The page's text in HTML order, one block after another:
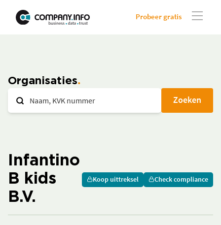
Probeer gratis
Organisaties
Zoeken
Infantino
B kids
B.V.
Koop uittreksel Check compliance